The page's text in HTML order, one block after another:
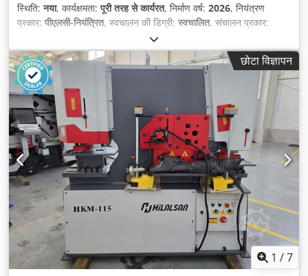
स्थिति:नया, कार्यक्षमता:पूरी तरह से कार्यरत, निर्माण वर्ष: 2026, नियंत्रण
प्रकार: पीएलसी-नियंत्रित, स्वचालन की डिग्री: स्वचालित, संचालन प्रकार:
ESTUN Automation
E21S, कार्य चौड़ाई:3,200 मिमी, कटाई कोण (न्यूनतम):1.5 °, कटाई कोण
(अधिकतम):
, स्ट्रोक दर (मिनट):12 आर/मिनट, स्ट्रोक दर (अधिकतम):
12 आर/मिनट
, शीट की अधिकतम मोटाई:
, एल्यूमिनियम शीट की अधिकतम
मोटाई:8 मिमी , पीतल शीट की अधिकतम मोटाई:
, तांबे की चादर की
अधिकतम मोटाई: 8 मिमी , अधिकतम इस्पात शीट मोटाई: 8 मिमी, स्टेनलेस स्टील
शीट की अधिकतम मोटाई:
5 मिमी , मेज़ की ऊँचाई: 800 मिमी, पीछे गेज समायोजन:
मोटर चालित, बैक गेज: 600 मिमी , बैक गेज ट्रैवल डिस्टेंस, आर-अक्ष: 600 मिमी
इनपुट वोल्टेज:400 V, इनपुट करेंट का प्रकार:तीन-चरणीय, तेल टैंक क्षमता:
200 l , कुल वजन:7,300 किग्रा, कुल लंबाई:3,850 मिमी, कुल चौड़ाई:
2,345
मिमी, कुल ऊँचाई: 1,620 मिमी, वारंटी अवधि:12 महीने, उपकरण:आपातकालीन
रोक, उंगली सुरक्षा, केंद्रीकृत ग्रिसिंग सिस्टम, कोणीय स्टॉप वाल्व, पैडलकंट्रोल
रिमोट, प्रकार प्लेट उपलब्ध है, प्रलेखन / मैन्युअल, सीई चिह्नांकन, सुरक्षा प्रकाश
अवरोध
छोटा विज्ञापन
1 /7